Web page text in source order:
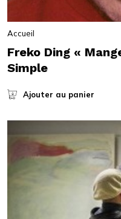
Accueil
Freko Ding «
Simple
Ajouter au panier